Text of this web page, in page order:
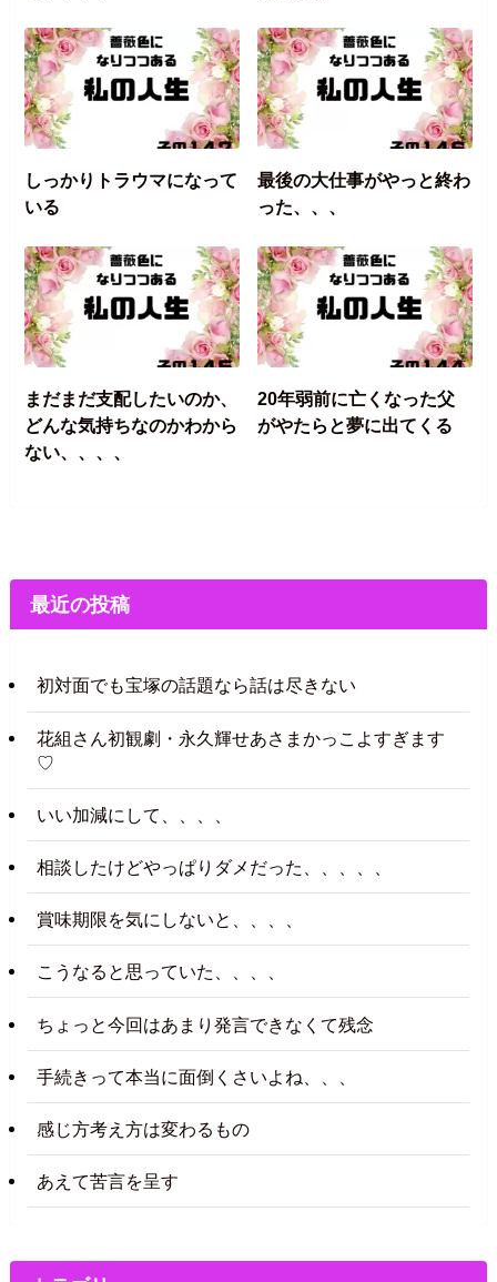
しっかりトラウマになって
いる
最後の大仕事がやっと終わ
った、、、
まだまだ支配したいのか、
どんな気持ちなのかわから
ない、、、、
20年弱前に亡くなった父
がやたらと夢に出てくる
最近の投稿
初対面でも宝塚の話題なら話は尽きない
花組さん初観劇・永久輝せあさまかっこよすぎます
♡
いい加減にして、、、、
相談したけどやっぱりダメだった、、、、、
賞味期限を気にしないと、、、、
こうなると思っていた、、、、
ちょっと今回はあまり発言できなくて残念
手続きって本当に面倒くさいよね、、、
感じ方考え方は変わるもの
あえて苦言を呈す